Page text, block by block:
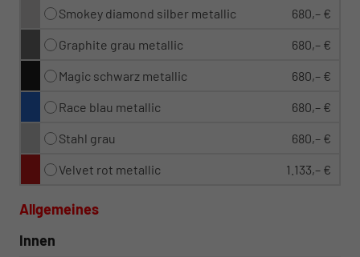
Smokey diamond silber metallic 680,– €
Graphite grau metallic 680,– €
Magic schwarz metallic 680,– €
Race blau metallic 680,– €
Stahl grau 680,– €
Velvet rot metallic 1.133,– €
Allgemeines
Innen